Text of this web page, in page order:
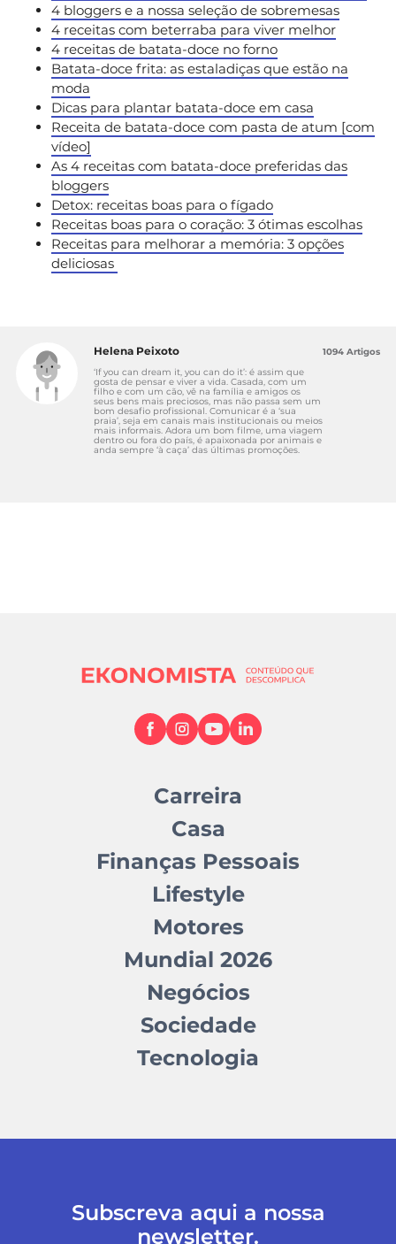
4 bloggers e a nossa seleção de sobremesas
4 receitas com beterraba para viver melhor
4 receitas de batata-doce no forno
Batata-doce frita: as estaladiças que estão na
moda
Dicas para plantar batata-doce em casa
Receita de batata-doce com pasta de atum [com
vídeo]
As 4 receitas com batata-doce preferidas das
bloggers
Detox: receitas boas para o fígado
Receitas boas para o coração: 3 ótimas escolhas
Receitas para melhorar a memória: 3 opções
deliciosas
Helena Peixoto
‘If you can dream it, you can do it’: é assim que
gosta de pensar e viver a vida. Casada, com um
filho e com um cão, vê na família e amigos os
seus bens mais preciosos, mas não passa sem um
bom desafio profissional. Comunicar é a ‘sua
praia’, seja em canais mais institucionais ou meios
mais informais. Adora um bom filme, uma viagem
dentro ou fora do país, é apaixonada por animais e
anda sempre ‘à caça’ das últimas promoções.
1094 Artigos
Carreira
Casa
Finanças Pessoais
Lifestyle
Motores
Mundial 2026
Negócios
Sociedade
Tecnologia
Subscreva aqui a nossa
newsletter.